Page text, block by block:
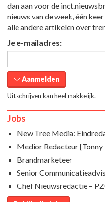
dan aan voor de
nieuws van de week, één
alle andere artikelen over
Je e-mailadres:
Aanmelden
Uitschrijven kan heel makkelijk.
Jobs
New Tree Media:
Medior Redacteur
Brandmarketeer
Senior
Chef Nieuwsredactie –